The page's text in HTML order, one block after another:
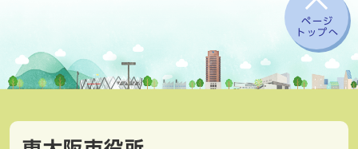
ページ
トップへ